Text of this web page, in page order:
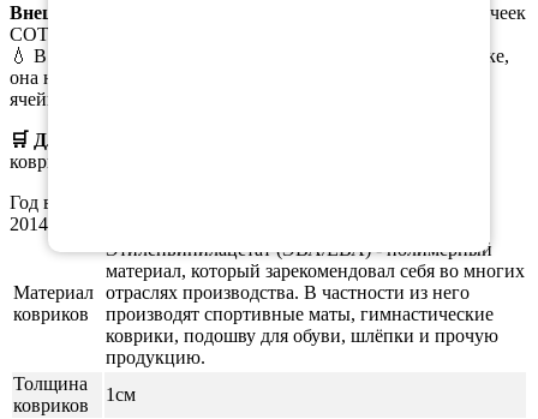
Внешняя часть
коврика выполена в виде ромбовидных ячеек
СОТЫ/РОМБ.
💧 В случае пролива масла или иной жидкости в багажнике,
она не растекается по всему коврику, а задерживается в
ячейках.
🛒 Для заказа
коврика, окантовки.
Год выпуска а/м: 2007, 2008, 2009, 2010, 2011, 2012, 2013,
2014, 2015, 2016, 2017, 2018
Материал
ковриков
Этиленвинилацетат (ЭВА/ЕВА) - полимерный
материал, который зарекомендовал себя во многих
отраслях производства. В частности из него
производят спортивные маты, гимнастические
коврики, подошву для обуви, шлёпки и прочую
продукцию.
Толщина
ковриков
1см